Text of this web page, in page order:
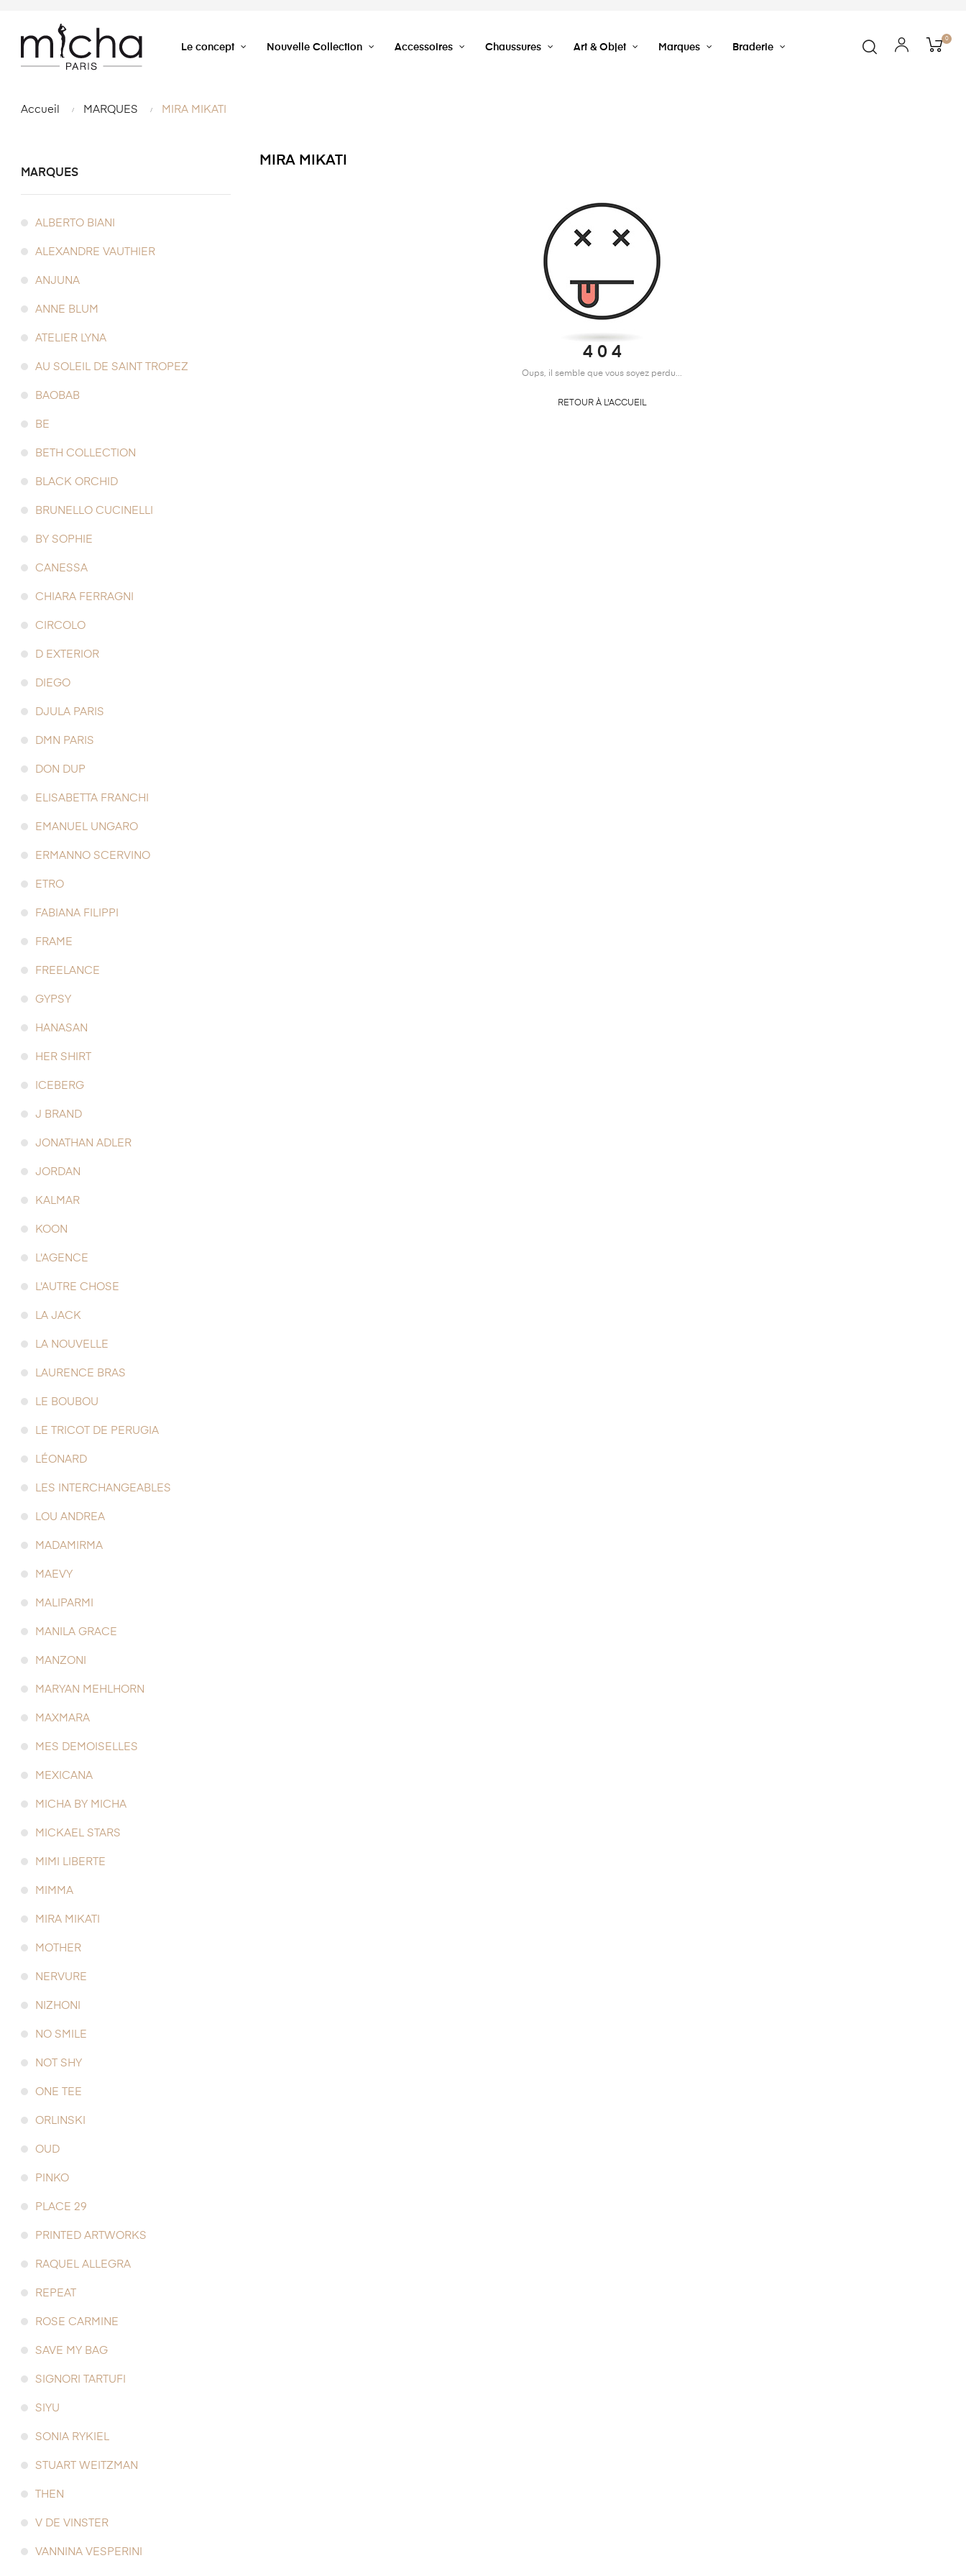
Le concept Nouvelle Collection Accessoires Chaussures Art & Objet Marques Braderie
0
Accueil MARQUES MIRA MIKATI
MARQUES
ALBERTO BIANI
ALEXANDRE VAUTHIER
ANJUNA
ANNE BLUM
ATELIER LYNA
AU SOLEIL DE SAINT TROPEZ
BAOBAB
BE
BETH COLLECTION
BLACK ORCHID
BRUNELLO CUCINELLI
BY SOPHIE
CANESSA
CHIARA FERRAGNI
CIRCOLO
D EXTERIOR
DIEGO
DJULA PARIS
DMN PARIS
DON DUP
ELISABETTA FRANCHI
EMANUEL UNGARO
ERMANNO SCERVINO
ETRO
FABIANA FILIPPI
FRAME
FREELANCE
GYPSY
HANASAN
HER SHIRT
ICEBERG
J BRAND
JONATHAN ADLER
JORDAN
KALMAR
KOON
L'AGENCE
L'AUTRE CHOSE
LA JACK
LA NOUVELLE
LAURENCE BRAS
LE BOUBOU
LE TRICOT DE PERUGIA
LÉONARD
LES INTERCHANGEABLES
LOU ANDREA
MADAMIRMA
MAEVY
MALIPARMI
MANILA GRACE
MANZONI
MARYAN MEHLHORN
MAXMARA
MES DEMOISELLES
MEXICANA
MICHA BY MICHA
MICKAEL STARS
MIMI LIBERTE
MIMMA
MIRA MIKATI
MOTHER
NERVURE
NIZHONI
NO SMILE
NOT SHY
ONE TEE
ORLINSKI
OUD
PINKO
PLACE 29
PRINTED ARTWORKS
RAQUEL ALLEGRA
REPEAT
ROSE CARMINE
SAVE MY BAG
SIGNORI TARTUFI
SIYU
SONIA RYKIEL
STUART WEITZMAN
THEN
V DE VINSTER
VANNINA VESPERINI
MIRA MIKATI
4 0 4
Oups, il semble que vous soyez perdu...
RETOUR À L'ACCUEIL